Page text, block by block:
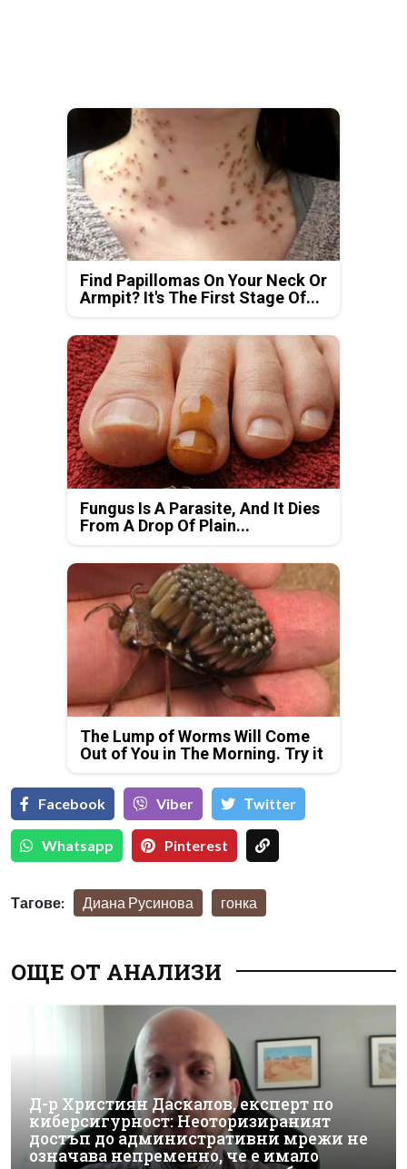
Find Papillomas On Your Neck Or
Armpit? It's The First Stage Of...
Fungus Is A Parasite, And It Dies
From A Drop Of Plain...
The Lump of Worms Will Come
Out of You in The Morning. Try it
Facebook Viber Тwitter
Whatsapp Pinterest
Тагове: Диана Русинова гонка
ОЩЕ ОТ АНАЛИЗИ
Д-р Християн Даскалов, експерт по
киберсигурност: Неоторизираният
достъп до административни мрежи не
означава непременно, че е имало